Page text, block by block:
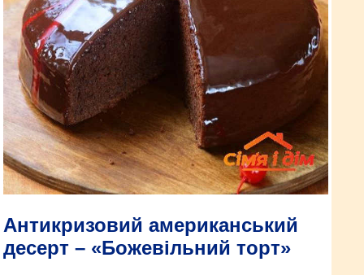
Антикризовий американський
десерт – «Божевільний торт»